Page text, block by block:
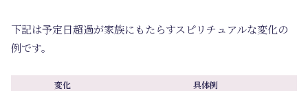
下記は予定日超過が家族にもたらすスピリチュアルな変化の
例です。
変化
具体例